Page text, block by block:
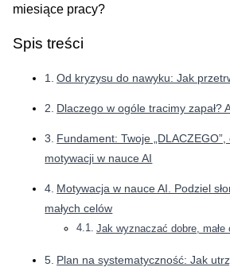
miesiące pracy?
Spis treści
Od kryzysu do nawyku: Jak
Dlaczego w ogóle tracimy zapał?
Fundament: Twoje
motywacji w nauce AI
Motywacja w nauce AI. Podziel
małych celów
Jak wyznaczać dobre, małe
Plan na systematyczność: Jak